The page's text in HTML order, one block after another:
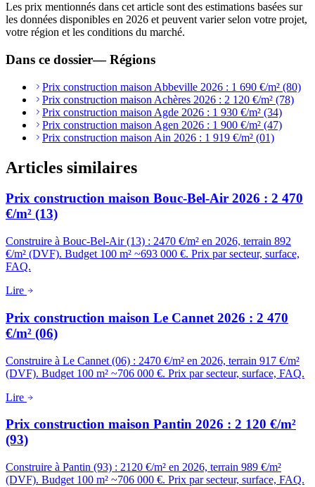
Les prix mentionnés dans cet article sont des estimations basées sur
les données disponibles en 2026 et peuvent varier selon votre projet,
votre région et les conditions du marché.
Dans ce dossier—Régions
Prix construction maison Abbeville 2026 : 1 690 €/m² (80)
Prix construction maison Achères 2026 : 2 120 €/m² (78)
Prix construction maison Agde 2026 : 1 930 €/m² (34)
Prix construction maison Agen 2026 : 1 900 €/m² (47)
Prix construction maison Ain 2026 : 1 919 €/m² (01)
Articles similaires
Prix construction maison Bouc-Bel-Air 2026 : 2 470
€/m² (13)
Construire à Bouc-Bel-Air (13) : 2470 €/m² en 2026, terrain 892
€/m² (DVF). Budget 100 m² ~693 000 €. Prix par secteur, surface,
FAQ.
Lire
Prix construction maison Le Cannet 2026 : 2 470
€/m² (06)
Construire à Le Cannet (06) : 2470 €/m² en 2026, terrain 917 €/m²
(DVF). Budget 100 m² ~706 000 €. Prix par secteur, surface, FAQ.
Lire
Prix construction maison Pantin 2026 : 2 120 €/m²
(93)
Construire à Pantin (93) : 2120 €/m² en 2026, terrain 989 €/m²
(DVF). Budget 100 m² ~706 000 €. Prix par secteur, surface, FAQ.